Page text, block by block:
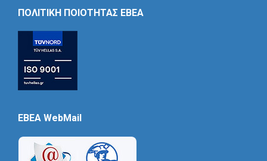
ΠΟΛΙΤΙΚΗ ΠΟΙΟΤΗΤΑΣ ΕΒΕΑ
EBEA WebMail